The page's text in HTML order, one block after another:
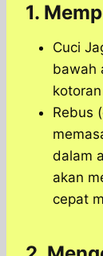
1.
Cuci
bawah
Rebus
dalam
akan
cepat